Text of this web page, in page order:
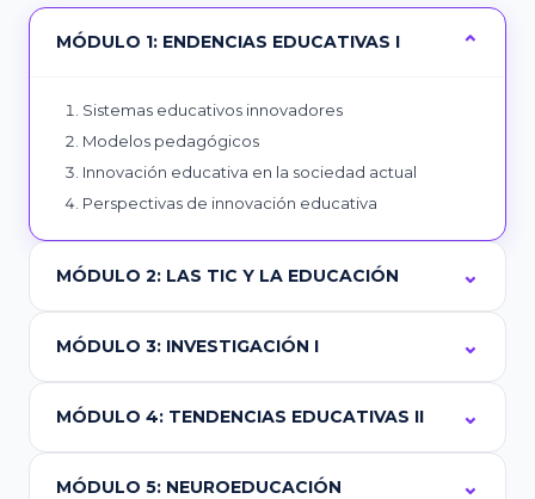
MÓDULO 1: ENDENCIAS EDUCATIVAS I
Sistemas educativos innovadores
Modelos pedagógicos
Innovación educativa en la sociedad actual
Perspectivas de innovación educativa
MÓDULO 2: LAS TIC Y LA EDUCACIÓN
MÓDULO 3: INVESTIGACIÓN I
MÓDULO 4: TENDENCIAS EDUCATIVAS II
MÓDULO 5: NEUROEDUCACIÓN